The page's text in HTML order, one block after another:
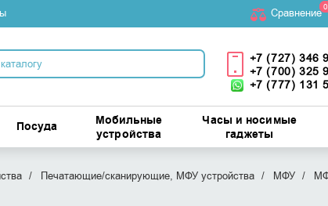
Cравнение0
+7 (727) 346
+7 (700) 325
+7 (777) 131
Посуда
Мобильные
устройства
Часы и носимые
гаджеты
Печатающие/сканирующие, МФУ устройства МФУ